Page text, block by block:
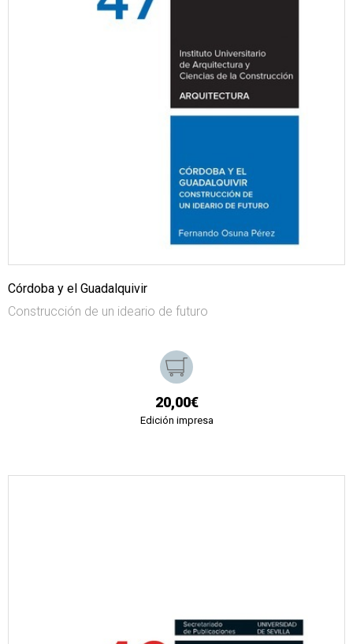
Córdoba y el Guadalquivir
Construcción de un ideario de futuro
20,00€
Edición impresa